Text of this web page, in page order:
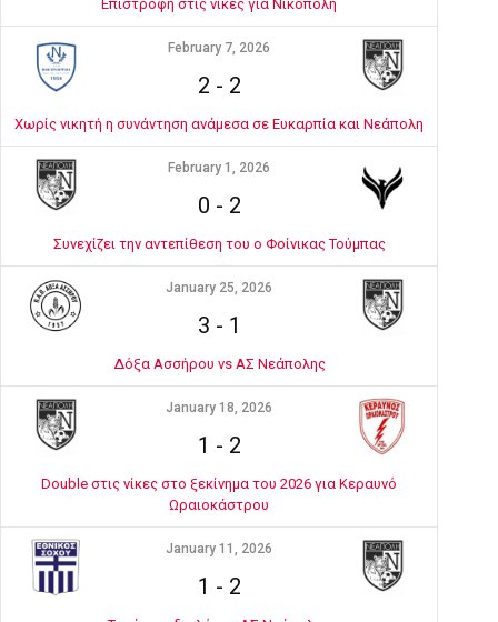
Επιστροφή στις νίκες για Νικόπολη
February 7, 2026
2 - 2
Χωρίς νικητή η συνάντηση ανάμεσα σε Ευκαρπία και Νεάπολη
February 1, 2026
0 - 2
Συνεχίζει την αντεπίθεση του ο Φοίνικας Τούμπας
January 25, 2026
3 - 1
Δόξα Ασσήρου vs ΑΣ Νεάπολης
January 18, 2026
1 - 2
Double στις νίκες στο ξεκίνημα του 2026 για Κεραυνό
Ωραιοκάστρου
January 11, 2026
1 - 2